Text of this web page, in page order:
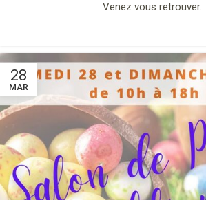
Venez vous retrouver…
28
MAR